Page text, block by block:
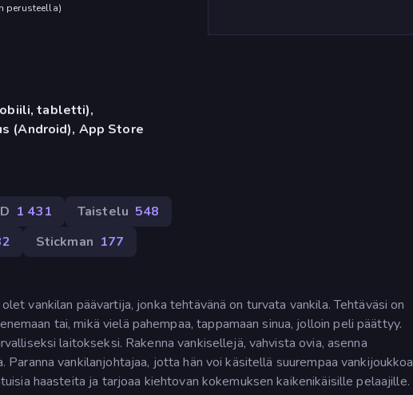
perusteella)
tabletti),
(Android), App Store
1 431 Taistelu 548
Stickman 177
vankilan päävartija, jonka tehtävänä on turvata vankila. Tehtäväsi on
tai, mikä vielä pahempaa, tappamaan sinua, jolloin peli päättyy.
laitokseksi. Rakenna vankisellejä, vahvista ovia, asenna
vankilanjohtajaa, jotta hän voi käsitellä suurempaa vankijoukkoa
haasteita ja tarjoaa kiehtovan kokemuksen kaikenikäisille pelaajille.